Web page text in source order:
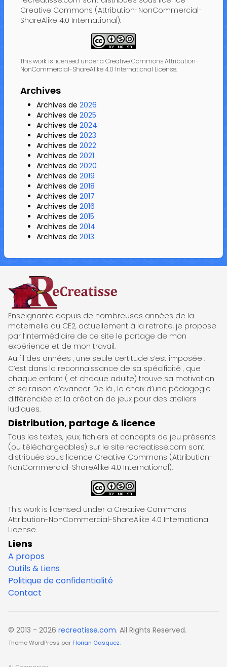
Creative Commons (Attribution-NonCommercial-
ShareAlike 4.0 International).
This work is licensed under a Creative Commons Attribution-
NonCommercial-ShareAlike 4.0 International License.
Archives
Archives de 2026
Archives de 2025
Archives de 2024
Archives de 2023
Archives de 2022
Archives de 2021
Archives de 2020
Archives de 2019
Archives de 2018
Archives de 2017
Archives de 2016
Archives de 2015
Archives de 2014
Archives de 2013
ReCreatisse
Enseignante depuis de nombreuses années de la
maternelle au CE2, actuellement à la retraite, je propose
par l’intermédiaire de ce site le partage de mon
expérience et de mon travail.
Au fil des années , une seule certitude s’est imposée :
C’est dans la reconnaissance de sa spécificité , que
chaque enfant ( et chaque adulte) trouve sa motivation
et sa raison d’avancer .De là , le choix d’une pédagogie
différenciée et la création de jeux pour des ateliers
ludiques.
Distribution, partage & licence
Tous les textes, jeux, fichiers et concepts de jeu présents
(ou téléchargeables) sur le site recreatisse.com sont
distribués sous licence Creative Commons (Attribution-
NonCommercial-ShareAlike 4.0 International).
This work is licensed under a Creative Commons
Attribution-NonCommercial-ShareAlike 4.0 International
License.
Liens
A propos
Outils & Liens
Politique de confidentialité
Contact
© 2013 - 2026 recreatisse.com. All Rights Reserved.
Theme WordPress par Florian Gasquez.